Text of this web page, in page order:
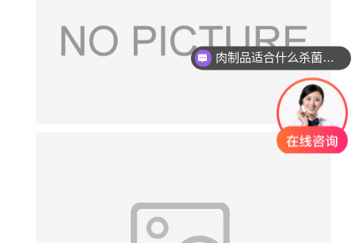
肉制品适合什么杀菌方式?
玻璃瓶燕窝适合什么杀菌方式?